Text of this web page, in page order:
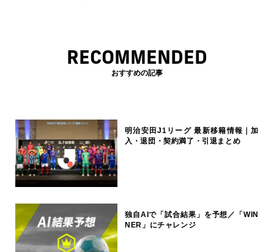
RECOMMENDED
おすすめの記事
明治安田J1リーグ 最新移籍情報｜加
入・退団・契約満了・引退まとめ
独自AIで「試合結果」を予想／「WIN
NER」にチャレンジ